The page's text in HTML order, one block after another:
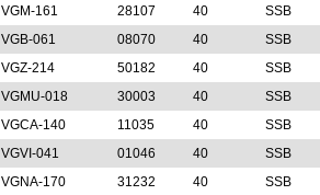
VGM-161 28107 40 SSB
VGB-061 08070 40 SSB
VGZ-214 50182 40 SSB
VGMU-018 30003 40 SSB
VGCA-140 11035 40 SSB
VGVI-041 01046 40 SSB
VGNA-170 31232 40 SSB